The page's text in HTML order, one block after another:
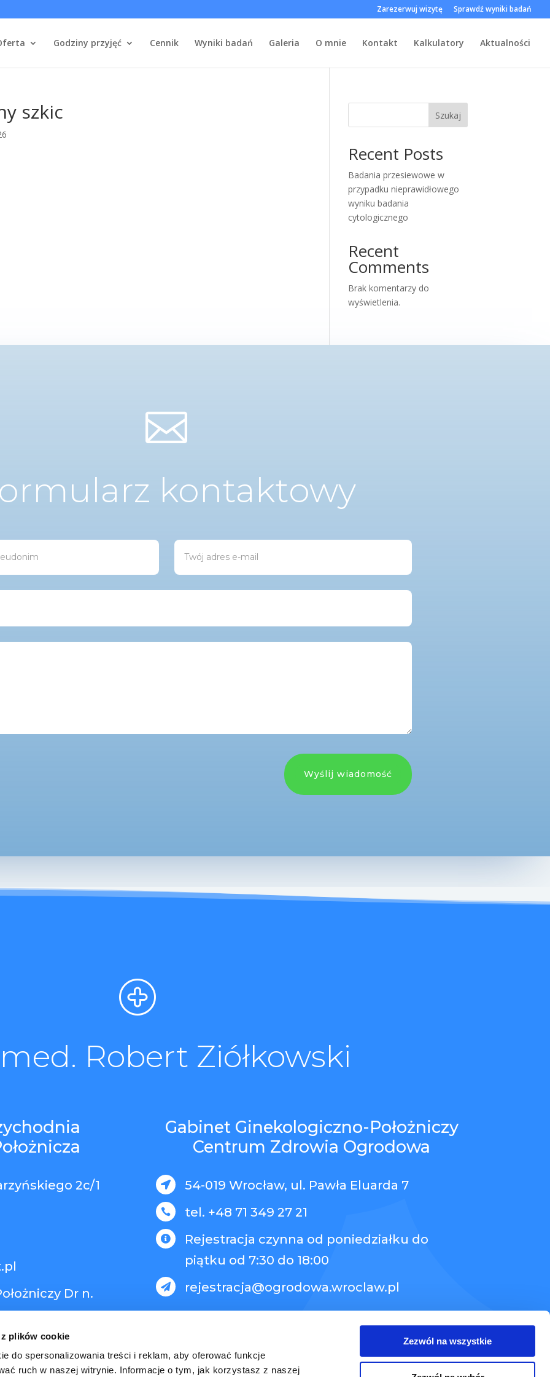
plików cookie
do spersonalizowania treści i reklam, aby oferować funkcje
ruch w naszej witrynie. Informacje o tym, jak korzystasz z naszej
Zezwól na wszystkie
Zarezerwuj wizytę Sprawdź wyniki badań
Godziny przyjęć Cennik Wyniki badań Galeria O mnie Kontakt Kalkulatory Aktualności
szkic Szukaj
Recent Posts
Badania przesiewowe w
przypadku nieprawidłowego
wyniku badania
cytologicznego
Recent
Comments
Brak komentarzy do
wyświetlenia.

kontaktowy
Wyślij wiadomość
Robert Ziółkowski
2c/1
Dr n.
Gabinet Ginekologiczno-Położniczy
Centrum Zdrowia Ogrodowa
 54-019 Wrocław, ul. Pawła Eluarda 7
 tel. +48 71 349 27 21

Rejestracja czynna od poniedziałku do
piątku od 7:30 do 18:00
 rejestracja@ogrodowa.wroclaw.pl